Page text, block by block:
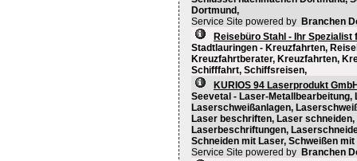
Dortmund,
Service Site powered by Branchen
Reisebüro Stahl - Ihr
Stadtlauringen - Kreuzfahrten,
Kreuzfahrtberater, Kreuzfahrten,
Schifffahrt, Schiffsreisen,
KURIOS 94 Laserprodukt
Seevetal - Laser-
Laserschweißanlagen,
Laser beschriften, Laser
Laserbeschriftungen,
Schneiden mit Laser, Schweißen mit
Service Site powered by Branchen